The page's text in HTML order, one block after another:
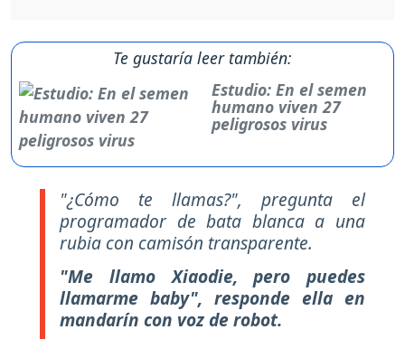
Te gustaría leer también:
Estudio: En el semen
humano viven 27
peligrosos virus
"¿Cómo te llamas?", pregunta el
programador de bata blanca a una
rubia con camisón transparente.
"Me llamo Xiaodie, pero puedes
llamarme baby", responde ella en
mandarín con voz de robot.